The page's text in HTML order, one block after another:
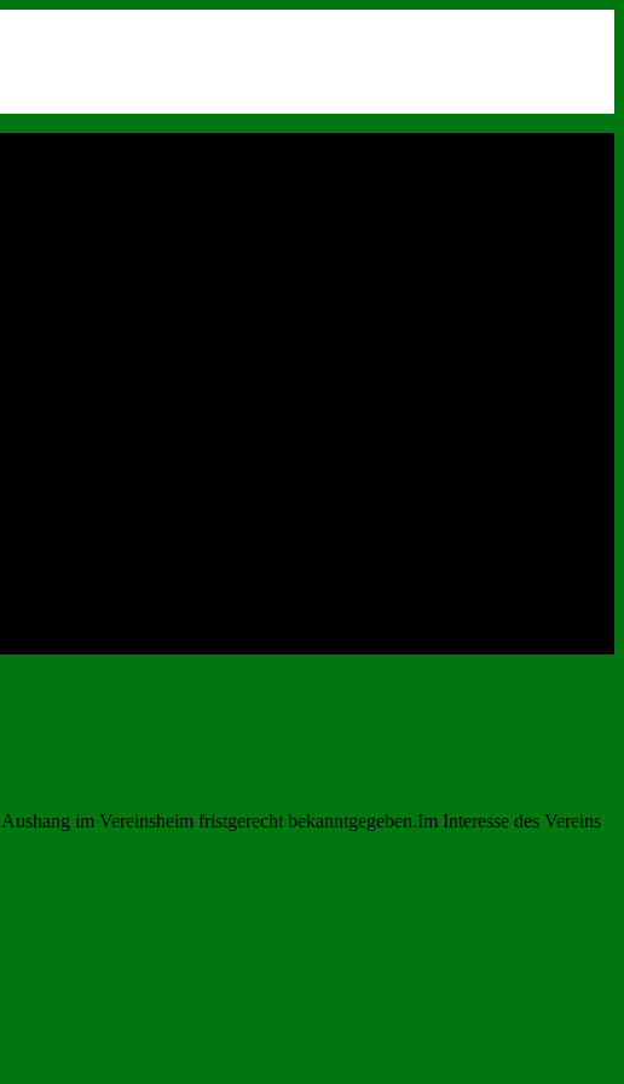
im Vereinsheim fristgerecht bekanntgegeben.Im Interesse des Vereins